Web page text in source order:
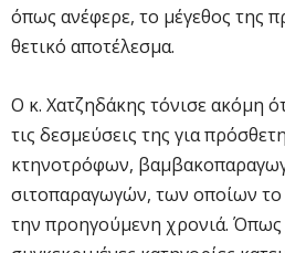
όπως ανέφερε, το μέγεθος της
θετικό αποτέλεσμα.
Ο κ. Χατζηδάκης τόνισε ακόμη
τις δεσμεύσεις της για
κτηνοτρόφων,
σιτοπαραγωγών, των οποίων το
την προηγούμενη χρονιά. Όπως